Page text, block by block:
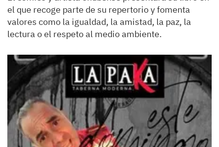
el que recoge parte de su repertorio y fomenta
valores como la igualdad, la amistad, la paz, la
lectura o el respeto al medio ambiente.